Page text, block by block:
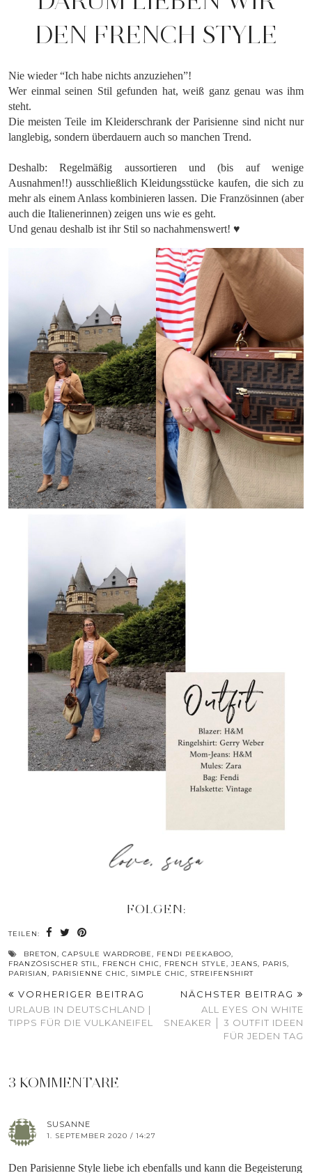
DEN FRENCH STYLE
Nie wieder “Ich habe nichts anzuziehen”!
Wer einmal seinen Stil gefunden hat, weiß ganz genau was ihm
steht.
Die meisten Teile im Kleiderschrank der Parisienne sind nicht nur
langlebig, sondern überdauern auch so manchen Trend.
Deshalb: Regelmäßig aussortieren und (bis auf wenige
Ausnahmen!!) ausschließlich Kleidungsstücke kaufen, die sich zu
mehr als einem Anlass kombinieren lassen. Die Französinnen (aber
auch die Italienerinnen) zeigen uns wie es geht.
Und genau deshalb ist ihr Stil so nachahmenswert! ♥
FOLGEN:
TEILEN:
BRETON, CAPSULE WARDROBE, FENDI PEEKABOO,
FRANZÖSISCHER STIL, FRENCH CHIC, FRENCH STYLE, JEANS, PARIS,
PARISIAN, PARISIENNE CHIC, SIMPLE CHIC, STREIFENSHIRT
VORHERIGER BEITRAG
URLAUB IN DEUTSCHLAND |
TIPPS FÜR DIE VULKANEIFEL
NÄCHSTER BEITRAG
ALL EYES ON WHITE
SNEAKER │ 3 OUTFIT IDEEN
FÜR JEDEN TAG
3 KOMMENTARE
SUSANNE
1. SEPTEMBER 2020 / 14:27
Den Parisienne Style liebe ich ebenfalls und kann die Begeisterung